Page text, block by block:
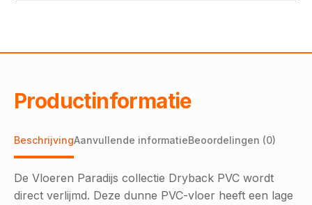
Productinformatie
BeschrijvingAanvullende informatieBeoordelingen (0)
De Vloeren Paradijs collectie Dryback PVC wordt
direct verlijmd. Deze dunne PVC-vloer heeft een lage